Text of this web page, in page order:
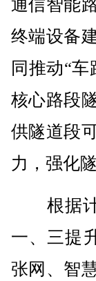
通信智能
终端设备
同推动“
核心路段
供隧道段
力，强化
根据计
一、三提
张网、智